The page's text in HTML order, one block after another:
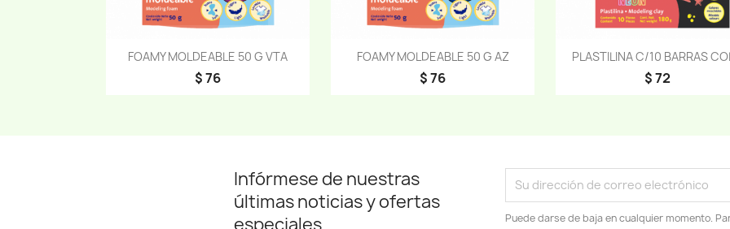
FOAMY MOLDEABLE 50 G VTA
$ 76
Vista rápida FOAMY MOLDEABLE 50 G AZ
$ 76
Vista rápida PLASTILINA C/10 BARRAS
$ 72
Vista rápida
Infórmese de nuestras
últimas noticias y ofertas
Puede darse de baja en cualquier momento.